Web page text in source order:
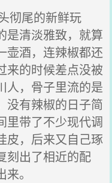
彻尾的新鲜玩
是清淡雅致，就算
壶酒，连辣椒都还
来的时候差点没被
，骨子里流的是
没有辣椒的日子简
里带了不少现代调
皮，后来又自己琢
刻出了相近的配
。